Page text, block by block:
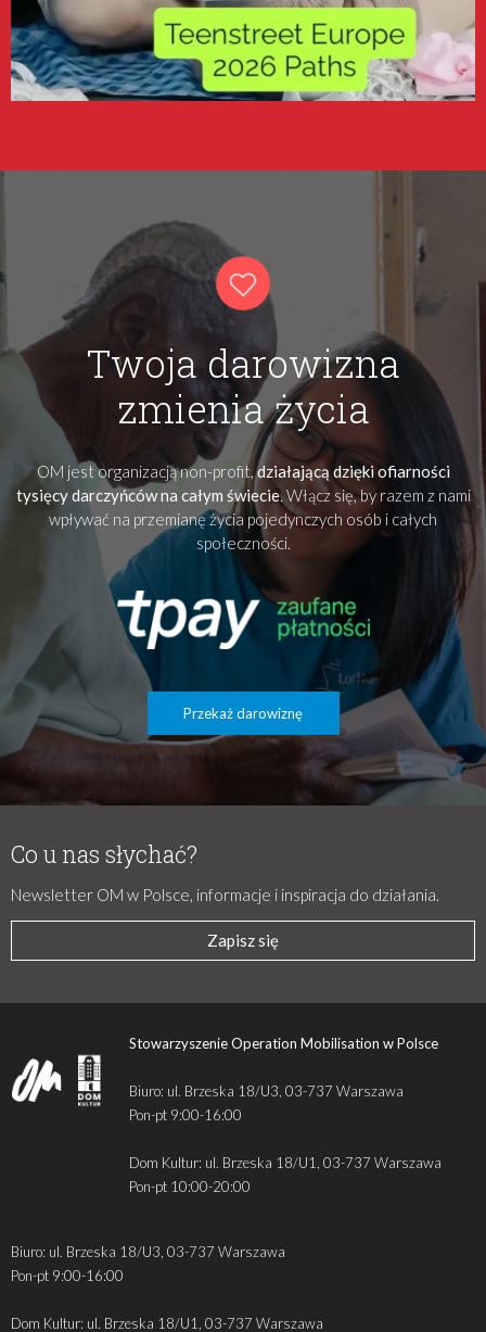
Twoja darowizna
zmienia życia
OM jest organizacją non-profit,działającą dzięki ofiarności
tysięcy darczyńców na całym świecie. Włącz się, by razem z nami
wpływać na przemianę życia pojedynczych osób i całych
społeczności.
Przekaż darowiznę
Co u nas słychać?
Newsletter OM w Polsce, informacje i inspiracja do działania.
Zapisz się
Stowarzyszenie Operation Mobilisation w Polsce
Biuro: ul. Brzeska 18/U3, 03-737 Warszawa
Pon-pt 9:00-16:00
Dom Kultur: ul. Brzeska 18/U1, 03-737 Warszawa
Pon-pt 10:00-20:00
Biuro: ul. Brzeska 18/U3, 03-737 Warszawa
Pon-pt 9:00-16:00
Dom Kultur: ul. Brzeska 18/U1, 03-737 Warszawa